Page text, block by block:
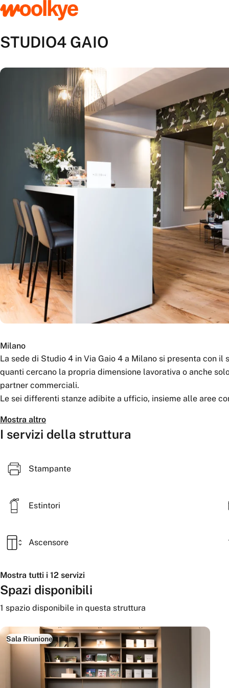
STUDIO4 GAIO
Milano
La sede di Studio 4 in Via Gaio 4 a Milano si presenta con
quanti cercano la propria dimensione lavorativa o anche
partner commerciali.
Le sei differenti stanze adibite a ufficio, insieme alle aree
Mostra altro
I servizi della struttura
Stampante
Estintori
Ascensore
Mostra tutti i 12 servizi
Spazi disponibili
1 spazio disponibile in questa struttura
Sala Riunione